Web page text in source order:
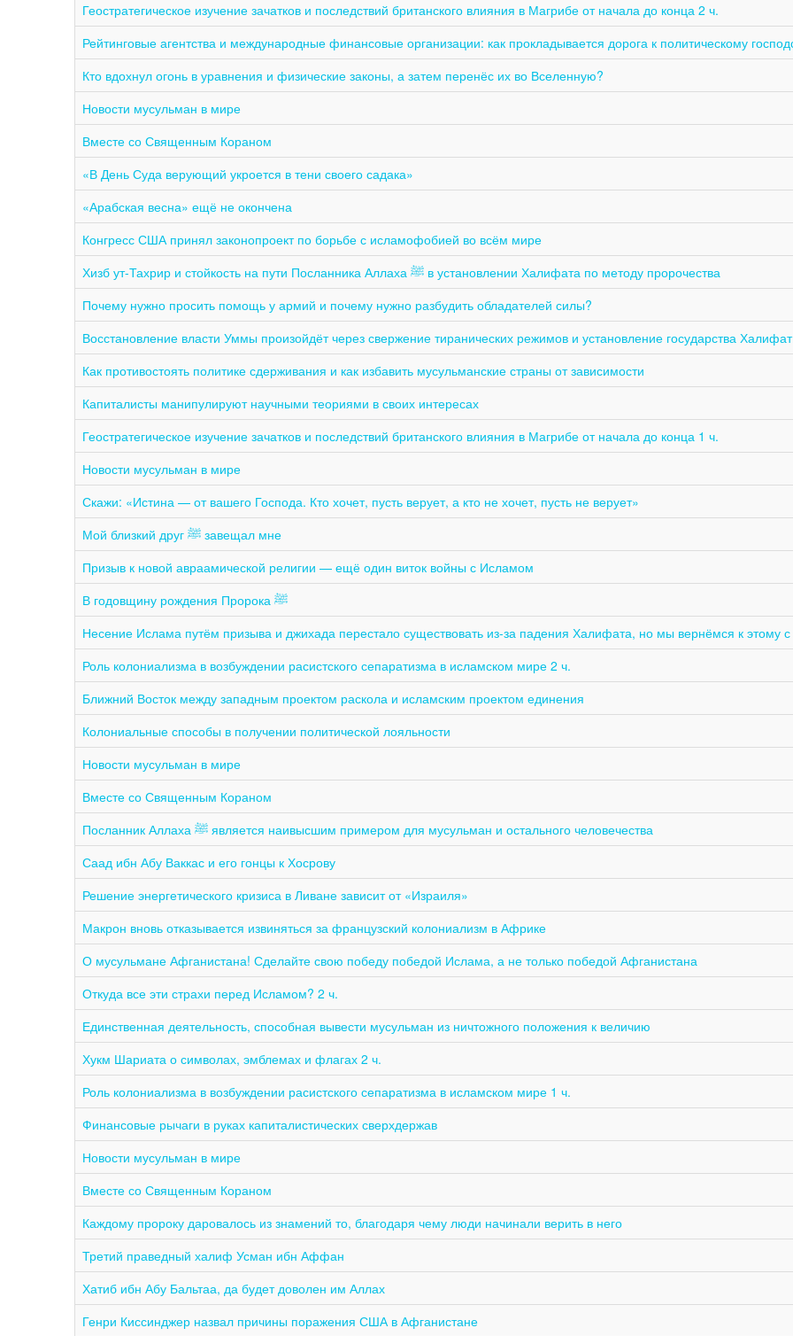
Геостратегическое изучение зачатков и последствий британского влияния в Магрибе от начала до конца 2 ч.
Рейтинговые агентства и международные финансовые организации: как прокладывается дорога к политическому
Кто вдохнул огонь в уравнения и физические законы, а затем перенёс их во Вселенную?
Новости мусульман в мире
Вместе со Священным Кораном
«В День Суда верующий укроется в тени своего садака»
«Арабская весна» ещё не окончена
Конгресс США принял законопроект по борьбе с исламофобией во всём мире
Хизб ут-Тахрир и стойкость на пути Посланника Аллаха ﷺ в установлении Халифата по методу пророчества
Почему нужно просить помощь у армий и почему нужно разбудить обладателей силы?
Восстановление власти Уммы произойдёт через свержение тиранических режимов и установление государства
Как противостоять политике сдерживания и как избавить мусульманские страны от зависимости
Капиталисты манипулируют научными теориями в своих интересах
Геостратегическое изучение зачатков и последствий британского влияния в Магрибе от начала до конца 1 ч.
Новости мусульман в мире
Скажи: «Истина — от вашего Господа. Кто хочет, пусть верует, а кто не хочет, пусть не верует»
Мой близкий друг ﷺ завещал мне
Призыв к новой авраамической религии — ещё один виток войны с Исламом
В годовщину рождения Пророка ﷺ
Несение Ислама путём призыва и джихада перестало существовать из-за падения Халифата, но мы вернёмся к этому с
Роль колониализма в возбуждении расистского сепаратизма в исламском мире 2 ч.
Ближний Восток между западным проектом раскола и исламским проектом единения
Колониальные способы в получении политической лояльности
Новости мусульман в мире
Вместе со Священным Кораном
Посланник Аллаха ﷺ является наивысшим примером для мусульман и остального человечества
Саад ибн Абу Ваккас и его гонцы к Хосрову
Решение энергетического кризиса в Ливане зависит от «Израиля»
Макрон вновь отказывается извиняться за французский колониализм в Африке
О мусульмане Афганистана! Сделайте свою победу победой Ислама, а не только победой Афганистана
Откуда все эти страхи перед Исламом? 2 ч.
Единственная деятельность, способная вывести мусульман из ничтожного положения к величию
Хукм Шариата о символах, эмблемах и флагах 2 ч.
Роль колониализма в возбуждении расистского сепаратизма в исламском мире 1 ч.
Финансовые рычаги в руках капиталистических сверхдержав
Новости мусульман в мире
Вместе со Священным Кораном
Каждому пророку даровалось из знамений то, благодаря чему люди начинали верить в него
Третий праведный халиф Усман ибн Аффан
Хатиб ибн Абу Бальтаа, да будет доволен им Аллах
Генри Киссинджер назвал причины поражения США в Афганистане